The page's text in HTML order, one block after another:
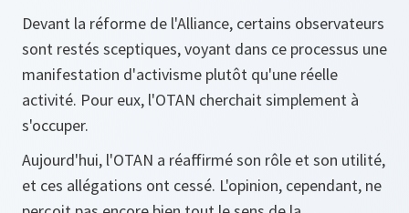
Devant la réforme de l'Alliance, certains observateurs
sont restés sceptiques, voyant dans ce processus une
manifestation d'activisme plutôt qu'une réelle
activité. Pour eux, l'OTAN cherchait simplement à
s'occuper.
Aujourd'hui, l'OTAN a réaffirmé son rôle et son utilité,
et ces allégations ont cessé. L'opinion, cependant, ne